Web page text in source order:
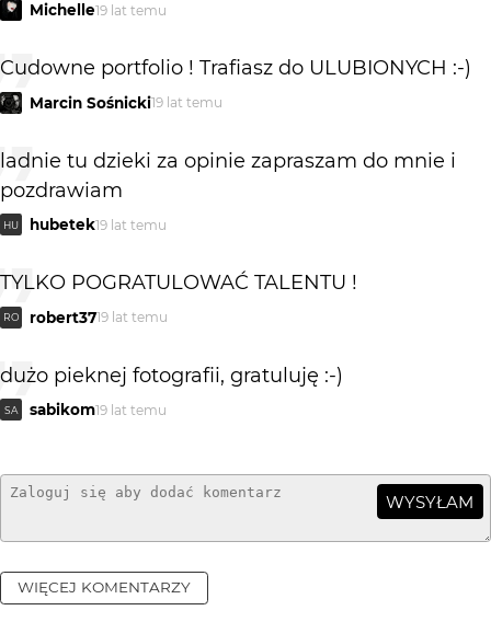
Michelle19 lat temu
Cudowne portfolio ! Trafiasz do ULUBIONYCH :-)
Marcin Sośnicki19 lat temu
ladnie tu dzieki za opinie zapraszam do mnie i
pozdrawiam
HU hubetek19 lat temu
TYLKO POGRATULOWAĆ TALENTU !
RO robert3719 lat temu
dużo pieknej fotografii, gratuluję :-)
SA sabikom19 lat temu
WYSYŁAM
WIĘCEJ KOMENTARZY